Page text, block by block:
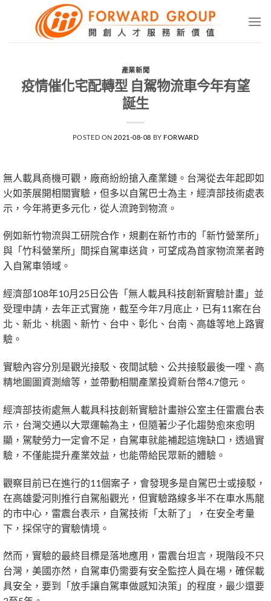
產業新聞
疫情催化宅配轉型 自駕物流車今年有望
誕生
POSTED ON 2021-08-08 BY FORWARD
無人載具商機可觀，廠商紛紛搶入產業鏈。台灣從去年起即如
火如荼展開相關實驗，但多以自駕巴士為主，經濟部技術處表
示，今年將更多元化，從人流跨到物流。
例如新竹物流與工研院合作，規劃在新竹市的「新竹營業所」
與「竹科營業所」間採自駕車送貨，可望成為首家物流業者跨
入自駕車領域。
經濟部108年10月25日公告「無人載具科技創新實驗計畫」並
受理申請，去年正式實施，截至今年7月底止，已有11案在台
北、新北、桃園、新竹、台中、彰化、台南、高雄等地上路實
驗。
實驗內容分別是觀光接駁、夜間試驗、公共接駁最後一哩、高
精地圖圖資測繪等，並帶動相關產業投資新台幣4.7億元。
經濟部技術處無人載具科技創新實驗計畫辦公室主任雷震台表
示，台灣交通以大眾運輸為主，但隨著少子化趨勢愈來愈明
顯，駕駛勞力一定會不足，自駕車就能補起這塊缺口，透過實
驗，不僅能提升產業效益，也能帶給民眾新的體驗。
觀察目前已在進行的11個案子，會發現多是自駕巴士或接駁，
在高雄愛河則推行自駕船觀光，但實驗路線多半不在車水馬龍
的市中心，雷震台表示，自駕技術「太新了」，在安全考量
下，採保守的實驗情境。
然而，實驗的最終目標是落地應用，雷震台坦言，現階段不只
台灣，美國亦然，自駕車仍需要有安全監控人員在場，確保載
具安全，要到「放手讓自駕車做感知決策」的程度，最少還要